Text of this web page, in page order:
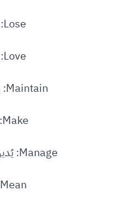
Lose: يخسر
Love: يحبّ
Maintain: يحافظ على
Make: يصنع
Manage: يُدير/ يُدبّر (الأمور)
Mean: يعني